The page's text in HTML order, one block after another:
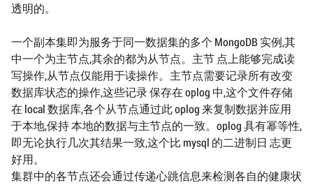
透明的。
一个副本集即为服务于同一数据集的多个 MongoDB 实例,其
中一个为主节点,其余的都为从节点。主节 点上能够完成读
写操作,从节点仅能用于读操作。主节点需要记录所有改变
数据库状态的操作,这些记录 保存在 oplog 中,这个文件存储
在 local 数据库,各个从节点通过此 oplog 来复制数据并应用
于本地,保持 本地的数据与主节点的一致。oplog 具有幂等性,
即无论执行几次其结果一致,这个比 mysql 的二进制日 志更
好用。
集群中的各节点还会通过传递心跳信息来检测各自的健康状